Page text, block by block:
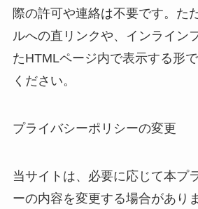
際の許可や連絡は不要です。た
ルへの直リンクや、インライン
たHTMLページ内で表示する形
ください。
プライバシーポリシーの変更
当サイトは、必要に応じて本プ
ーの内容を変更する場合があり